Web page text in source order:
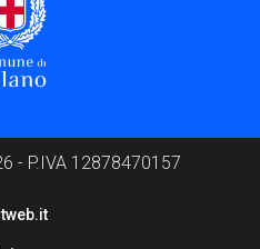
- P.IVA 12878470157